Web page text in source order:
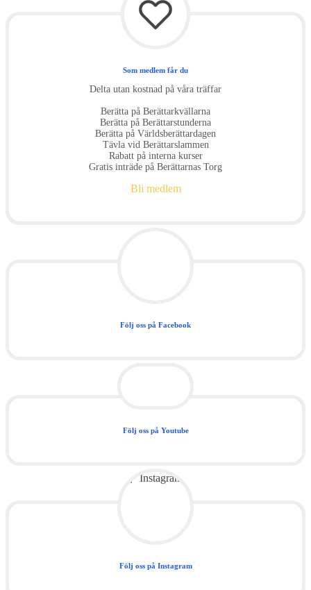
Som medlem får du
Delta utan kostnad på våra träffar
Berätta på Berättarkvällarna
Berätta på Berättarstunderna
Berätta på Världsberättardagen
Tävla vid Berättarslammen
Rabatt på interna kurser
Gratis inträde på Berättarnas Torg
Bli medlem
Följ oss på Facebook
Följ oss på Youtube
Följ oss på Instagram